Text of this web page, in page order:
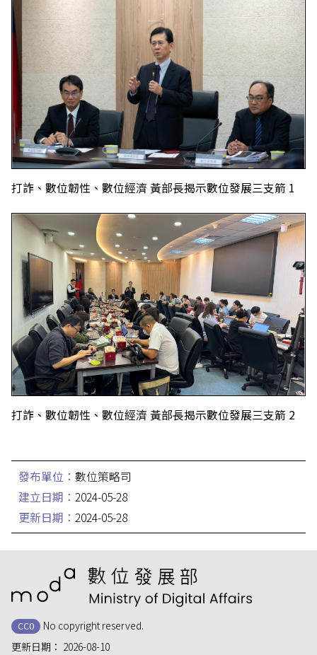
打詐、數位韌性、數位經濟 黃部長揭示數位發展三支箭 1
打詐、數位韌性、數位經濟 黃部長揭示數位發展三支箭 2
發布單位：數位策略司
建立日期：2024-05-28
更新日期：2024-05-28
CC0
No copyright reserved.
更新日期： 2026-08-10